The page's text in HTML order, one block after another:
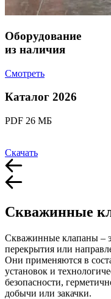
Оборудование
из наличия
Смотреть
Каталог 2026
PDF 26 МБ
Скачать
Скважинные
Скважинные клапаны –
перекрытия или
Они применяются в
установок и
безопасности,
добычи или закачки.